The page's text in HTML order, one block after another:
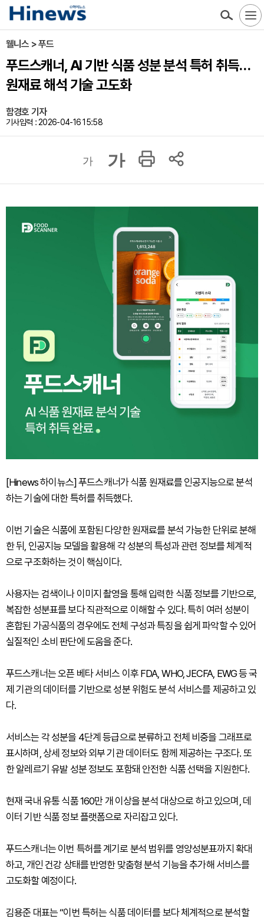
웰니스 > 푸드
푸드스캐너, AI 기반 식품 성분 분석 특허 취득…
원재료 해석 기술 고도화
함경호 기자
기사입력 : 2026-04-16 15:58
가 가
[Hinews 하이뉴스] 푸드스캐너가 식품 원재료를 인공지능으로 분석
하는 기술에 대한 특허를 취득했다.
이번 기술은 식품에 포함된 다양한 원재료를 분석 가능한 단위로 분해
한 뒤, 인공지능 모델을 활용해 각 성분의 특성과 관련 정보를 체계적
으로 구조화하는 것이 핵심이다.
사용자는 검색이나 이미지 촬영을 통해 입력한 식품 정보를 기반으로,
복잡한 성분표를 보다 직관적으로 이해할 수 있다. 특히 여러 성분이
혼합된 가공식품의 경우에도 전체 구성과 특징을 쉽게 파악할 수 있어
실질적인 소비 판단에 도움을 준다.
푸드스캐너는 오픈 베타 서비스 이후 FDA, WHO, JECFA, EWG 등 국
제 기관의 데이터를 기반으로 성분 위험도 분석 서비스를 제공하고 있
다.
서비스는 각 성분을 4단계 등급으로 분류하고 전체 비중을 그래프로
표시하며, 상세 정보와 외부 기관 데이터도 함께 제공하는 구조다. 또
한 알레르기 유발 성분 정보도 포함돼 안전한 식품 선택을 지원한다.
현재 국내 유통 식품 160만 개 이상을 분석 대상으로 하고 있으며, 데
이터 기반 식품 정보 플랫폼으로 자리잡고 있다.
푸드스캐너는 이번 특허를 계기로 분석 범위를 영양성분표까지 확대
하고, 개인 건강 상태를 반영한 맞춤형 분석 기능을 추가해 서비스를
고도화할 예정이다.
김용준 대표는 “이번 특허는 식품 데이터를 보다 체계적으로 분석할